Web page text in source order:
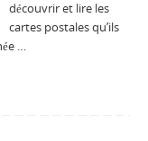
découvrir et lire les
cartes postales qu’ils
…